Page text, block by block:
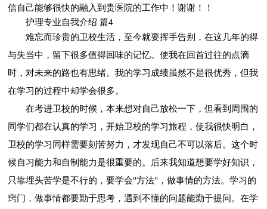
信自己能够很快的融入到贵医院的工作中！谢谢！！
护理专业自我介绍 篇4
难忘而珍贵的卫校生活，至今就要挥手告别，在这几年的得
与失当中，留下很多值得回味的记忆。使我在回首过往的点滴
时，对未来的路也有思绪。我的学习成绩虽然不是很优秀，但我
在学习的过程中却学会很多。
在考进卫校的时候，本来想对自己放松一下，但看到周围的
同学们都在认真的学习，开始卫校的学习旅程，使我很快明白，
卫校的学习同样需要刻苦努力，才发现自己不可以落后。这个时
候自习能力和自制能力是很重要的。后来我知道想要学好知识，
只靠埋头苦学是不行的，要学会"方法"，做事情的方法。学习的
窍门，做事情都要勤于思考，遇到不懂的问题能勤于提问。在学